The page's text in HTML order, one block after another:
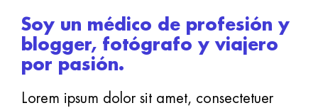
Soy un médico de profesión y
blogger, fotógrafo y viajero
por pasión.
Lorem ipsum dolor sit amet, consectetuer